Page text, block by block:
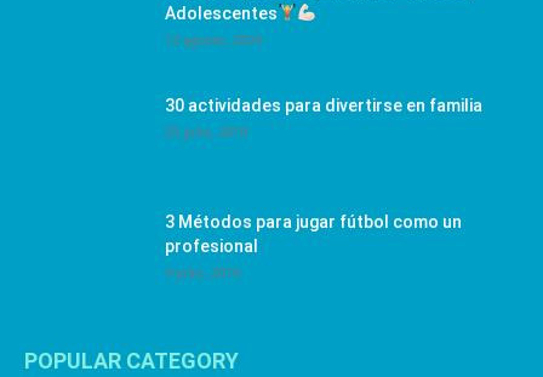
Adolescentes
12 agosto, 2024
30 actividades para divertirse en familia
25 julio, 2019
3 Métodos para jugar fútbol como un
profesional
4 julio, 2019
POPULAR CATEGORY